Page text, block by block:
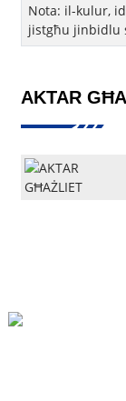
Nota: il-kulur,
jistgħu jinbidlu
AKTAR